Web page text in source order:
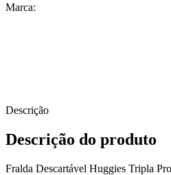
Marca:
Descrição
Descrição do produto
Fralda Descartável Huggies Tripla